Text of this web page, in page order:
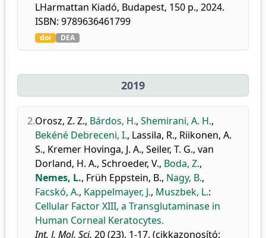
LHarmattan Kiadó, Budapest, 150 p., 2024.
ISBN: 9789636461799
doi DEA
2019
2.Orosz, Z. Z., Bárdos, H., Shemirani, A. H.,
Bekéné Debreceni, I., Lassila, R., Riikonen, A.
S., Kremer Hovinga, J. A., Seiler, T. G., van
Dorland, H. A., Schroeder, V., Boda, Z.,
Nemes, L., Früh Eppstein, B., Nagy, B.,
Facskó, A., Kappelmayer, J., Muszbek, L.:
Cellular Factor XIII, a Transglutaminase in
Human Corneal Keratocytes.
Int. J. Mol. Sci. 20 (23), 1-17, (cikkazonosító: